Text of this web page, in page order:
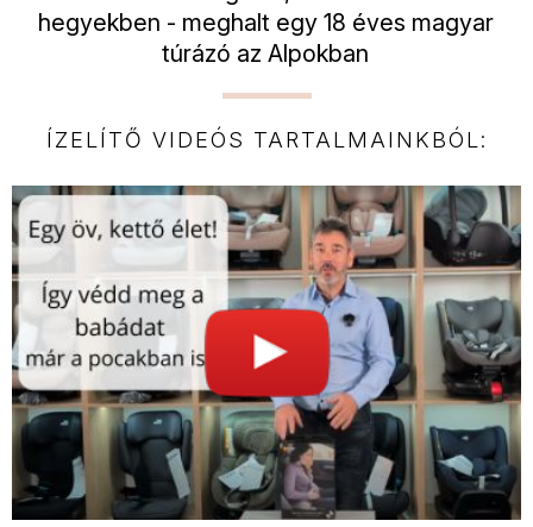
hegyekben - meghalt egy 18 éves magyar
túrázó az Alpokban
ÍZELÍTŐ VIDEÓS TARTALMAINKBÓL: